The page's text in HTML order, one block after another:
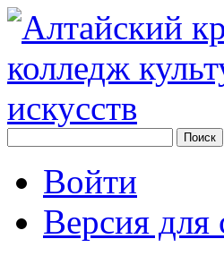
Войти
Версия для